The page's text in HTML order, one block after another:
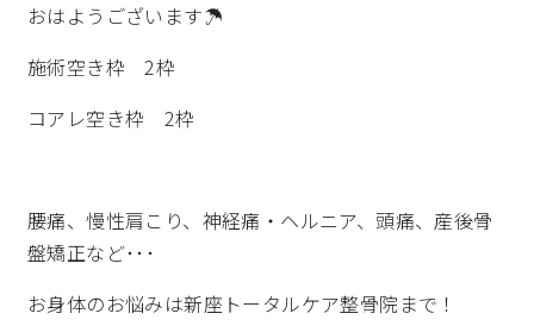
おはようございます☂
施術空き枠 2枠
コアレ空き枠 2枠
腰痛、慢性肩こり、神経痛・ヘルニア、頭痛、産後骨
盤矯正など･･･
お身体のお悩みは新座トータルケア整骨院まで！